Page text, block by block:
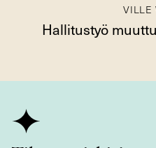
VILLE
Hallitustyö